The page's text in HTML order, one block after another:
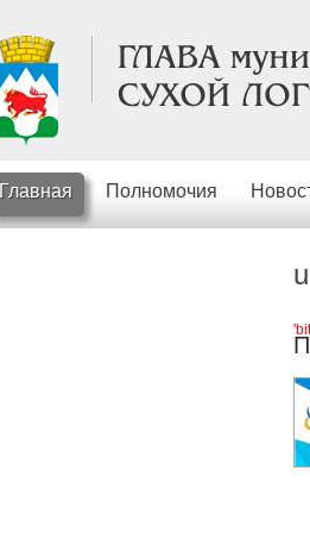
Главная Полномочия